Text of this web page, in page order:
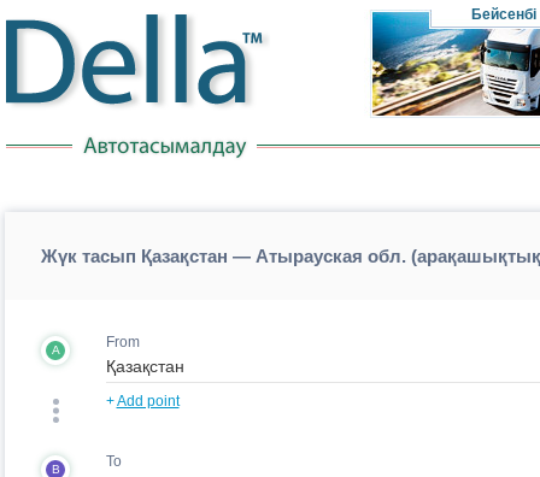
Бейсенбі
Жүк тасып Қазақстан — Атырауская обл.
A From
+Add point
B To